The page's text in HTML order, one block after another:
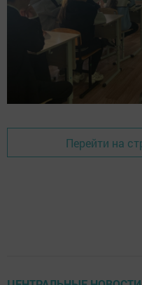
Перейти на